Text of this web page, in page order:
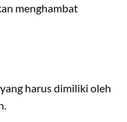
menghambat
harus dimiliki oleh